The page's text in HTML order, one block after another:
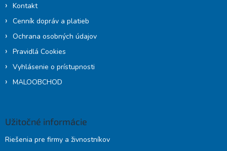
Kontakt
Cenník dopráv a platieb
Ochrana osobných údajov
Pravidlá Cookies
Vyhlásenie o prístupnosti
MALOOBCHOD
Užitočné informácie
Riešenia pre firmy a živnostníkov